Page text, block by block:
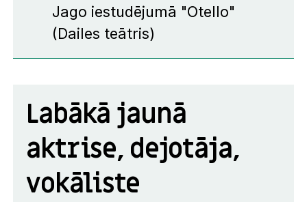
Jago iestudējumā "Otello"
(Dailes teātris)
Labākā jaunā
aktrise, dejotāja,
vokāliste